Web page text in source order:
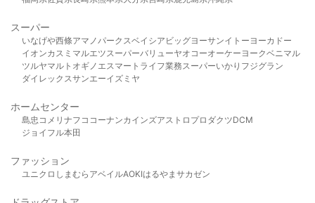
スーパー
いなげや西條アマノパークスベイシア ビッグヨーサンイトーヨーカドー
イオンカスミ マルエツスーパーバリューヤオコーオーケー ヨークベニマル
ツルヤマルト オギノ エスマート ライフ業務スーパーいかり フジグラン
ダイレックスサンエーイズミヤ
ホームセンター
島忠 コメリ ナフコ コーナンカインズアストロプロダクツDCM
ジョイフル本田
ファッション
ユニクロ しまむら アベイルAOKIはるやま サカゼン